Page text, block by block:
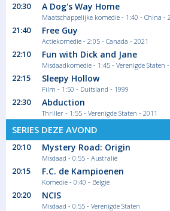
20:30 A Dog's Way Home
Maatschappelijke komedie - 1:40 - China -
21:40 Free Guy
Actiekomedie - 2:05 - Canada - 2021
22:10 Fun with Dick and Jane
Misdaadkomedie - 1:45 - Verenigde Staten
22:15 Sleepy Hollow
Film - 1:50 - Duitsland - 1999
22:30 Abduction
Thriller - 1:55 - Verenigde Staten - 2011
SERIES DEZE AVOND
20:10 Mystery Road: Origin
Misdaad - 0:55 - Australië
20:15 F.C. de Kampioenen
Komedie - 0:40 - België
20:20 NCIS
Misdaad - 0:55 - Verenigde Staten